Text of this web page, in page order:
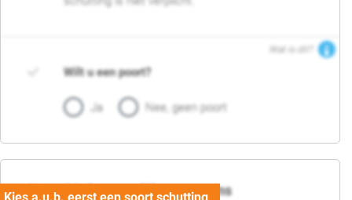
Wat is dit?
Wilt u een poort?
Ja Nee, geen poort
06. Persoonlijke gegevens